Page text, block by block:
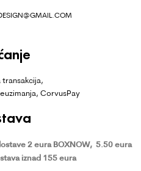
transakcija,
CorvusPay
2 eura BOXNOW, 5.50 eura
iznad 155 eura